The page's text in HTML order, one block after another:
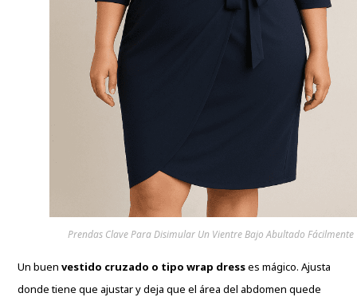
Prendas Clave Para Disimular Un Vientre Bajo Abultado Fácilmente
Un buenvestido cruzado o tipo wrap dresses mágico. Ajusta
donde tiene que ajustar y deja que el área del abdomen quede